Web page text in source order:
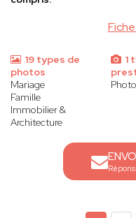
19 types de
photos
Mariage
Famille
Immobilier &
Architecture
1